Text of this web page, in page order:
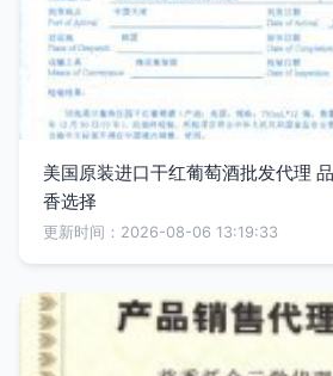
美国原装进口干红葡萄酒批发代理
香选择
更新时间：2026-08-06 13:19:33